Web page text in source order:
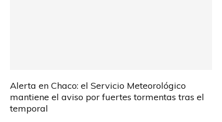
Alerta en Chaco: el Servicio Meteorológico
mantiene el aviso por fuertes tormentas tras el
temporal